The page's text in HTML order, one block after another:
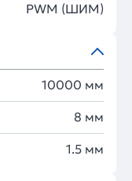
PWM (ШИМ)
10000 мм
8 мм
1.5 мм